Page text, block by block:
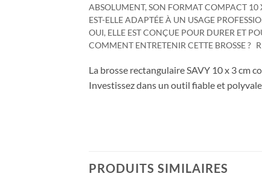
ABSOLUMENT, SON FORMAT COMPACT 10
EST-ELLE ADAPTÉE À UN USAGE
OUI, ELLE EST CONÇUE POUR DURER ET
COMMENT ENTRETENIR CETTE BROSSE ?
La brosse rectangulaire SAVY 10 x 3 cm
Investissez dans un outil fiable et
PRODUITS SIMILAIRES